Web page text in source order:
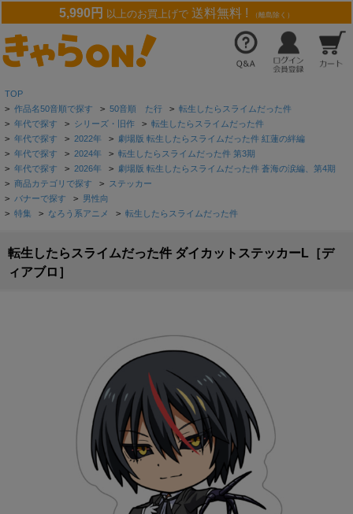
5,990円 以上のお買上げで 送料無料 ! （離島除く）
TOP
> 作品名50音順で探す > 50音順 た行 > 転生したらスライムだった件
> 年代で探す > シリーズ・旧作 > 転生したらスライムだった件
> 年代で探す > 2022年 > 劇場版 転生したらスライムだった件 紅蓮の絆編
> 年代で探す > 2024年 > 転生したらスライムだった件 第3期
> 年代で探す > 2026年 > 劇場版 転生したらスライムだった件 蒼海の涙編、第4期
> 商品カテゴリで探す > ステッカー
> バナーで探す > 男性向
> 特集 > なろう系アニメ > 転生したらスライムだった件
転生したらスライムだった件 ダイカットステッカーL［デ
ィアブロ］